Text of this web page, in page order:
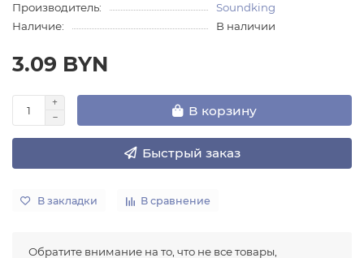
Производитель:
Soundking
Наличие:
В наличии
3.09 BYN
В корзину
Быстрый заказ
В закладки В сравнение
Обратите внимание на то, что не все товары,